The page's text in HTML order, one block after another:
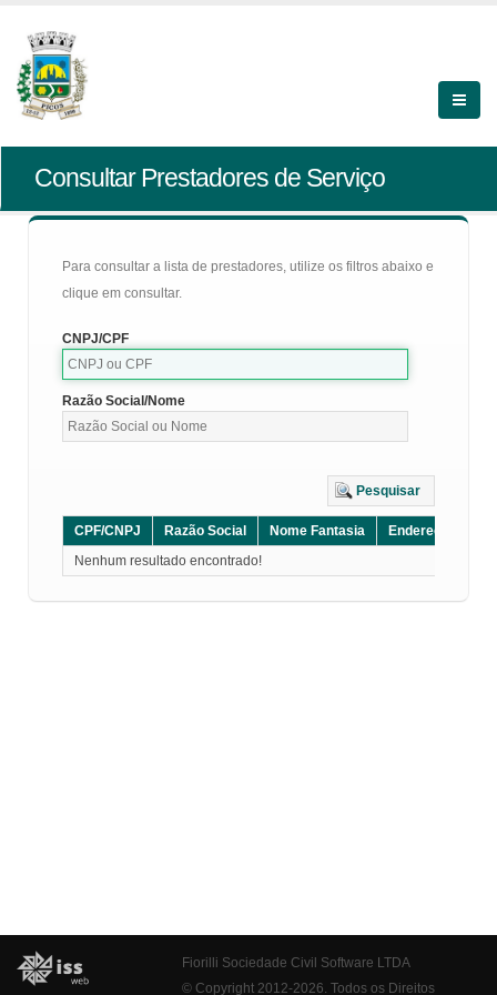
Consultar Prestadores de Serviço
Para consultar a lista de prestadores, utilize os filtros abaixo e
clique em consultar.
CNPJ/CPF
Razão Social/Nome
Pesquisar
CPF/CNPJ Razão Social Nome Fantasia Endereço
Nenhum resultado encontrado!
Fiorilli Sociedade Civil Software LTDA
© Copyright 2012-2026. Todos os Direitos